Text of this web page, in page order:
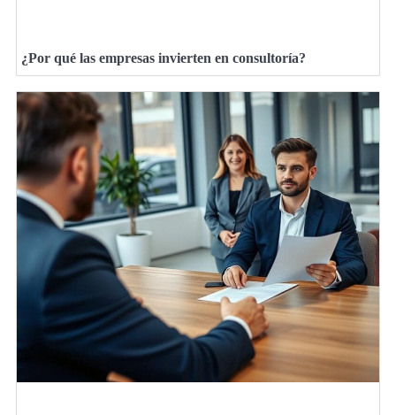
¿Por qué las empresas invierten en consultoría?